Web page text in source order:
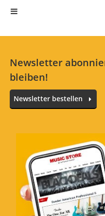
Newsletter
bleiben!
Newsletter bestellen